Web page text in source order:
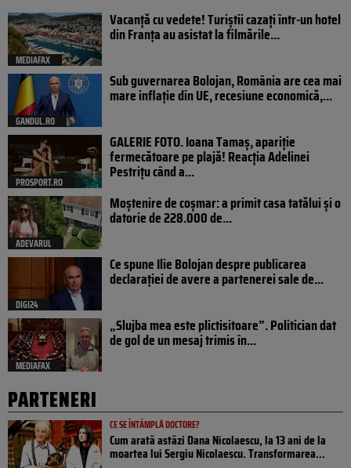
MEDIAFAX
Vacanță cu vedete! Turiștii cazați într-un hotel
din Franța au asistat la filmările...
GANDUL.RO
Sub guvernarea Bolojan, România are cea mai
mare inflație din UE, recesiune economică,...
PROSPORT.RO
GALERIE FOTO. Ioana Tamaş, apariție
fermecătoare pe plajă! Reacția Adelinei
Pestrițu când a...
ADEVARUL
Moștenire de coșmar: a primit casa tatălui și o
datorie de 228.000 de...
DIGI24
Ce spune Ilie Bolojan despre publicarea
declarației de avere a partenerei sale de...
MEDIAFAX
„Slujba mea este plictisitoare”. Politician dat
de gol de un mesaj trimis în...
PARTENERI
CE SE ÎNTÂMPLĂ DOCTORE?
Cum arată astăzi Dana Nicolaescu, la 13 ani de la
moartea lui Sergiu Nicolaescu. Transformarea...